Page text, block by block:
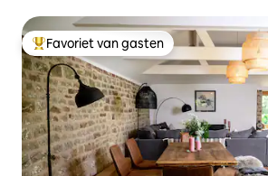
Topfavoriet van gasten
Favoriet van gasten